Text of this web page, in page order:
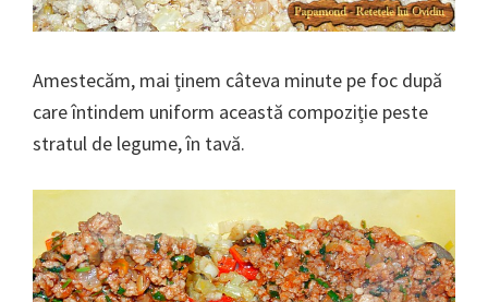
Amestecăm, mai ținem câteva minute pe foc după
care întindem uniform această compoziție peste
stratul de legume, în tavă.